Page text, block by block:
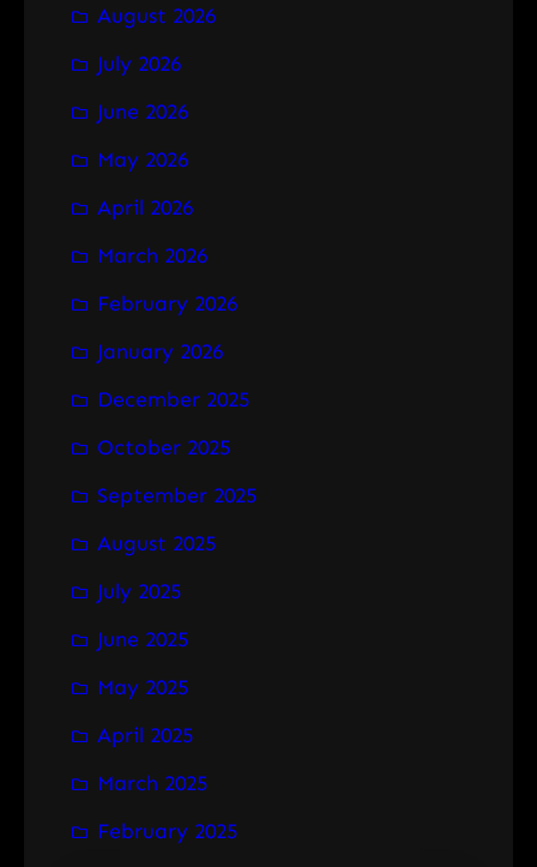
c
h
August 2026
July 2026
June 2026
May 2026
April 2026
March 2026
February 2026
January 2026
December 2025
October 2025
September 2025
August 2025
July 2025
June 2025
May 2025
April 2025
March 2025
February 2025